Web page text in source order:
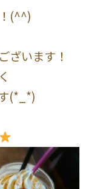
(^^)
ざいます！
(*_*)